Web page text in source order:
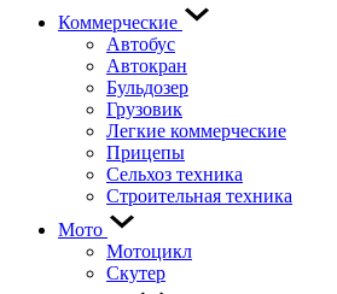
Коммерческие
Автобус
Автокран
Бульдозер
Грузовик
Легкие коммерческие
Прицепы
Сельхоз техника
Строительная техника
Мото
Мотоцикл
Скутер